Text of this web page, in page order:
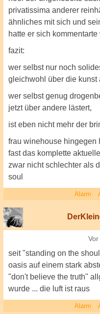
privatissima anderer
ähnliches mit sich und
hatte er sich
fazit:
wer selbst nur noch
gleichwohl über die kunst
wer selbst genug
jetzt über andere lästert,
ist eben nicht mehr der
frau winehouse hingegen
fast das komplette
zwar nicht schlechter als
soul
Alarm
seit "standing on the
oasis auf einem stark
"don't believe the truth"
wurde ... die luft ist raus
Alarm